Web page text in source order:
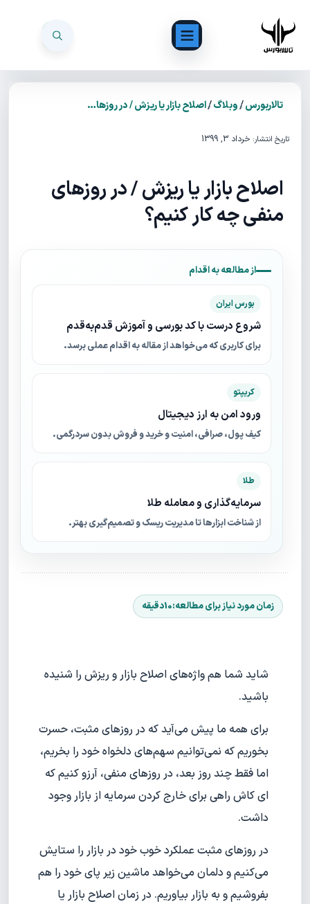
تالاربورس/وبلاگ/ اصلاح بازار یا ریزش / در روزهای منفی چه کار کنیم؟
تاریخ انتشار: خرداد 3, 1399
اصلاح بازار یا ریزش / در روزهای
منفی چه کار کنیم؟
از مطالعه به اقدام
بورس ایران
شروع درست با کد بورسی و آموزش قدم‌به‌قدم
برای کاربری که می‌خواهد از مقاله به اقدام عملی برسد.
کریپتو
ورود امن به ارز دیجیتال
کیف پول، صرافی، امنیت و خرید و فروش بدون سردرگمی.
طلا
سرمایه‌گذاری و معامله طلا
از شناخت ابزارها تا مدیریت ریسک و تصمیم‌گیری بهتر.
شاید شما هم واژه‌های اصلاح بازار و ریزش را شنیده
باشید.
برای همه ما پیش می‌آید که در روزهای مثبت، حسرت
بخوریم که نمی‌توانیم سهم‌های دلخواه خود را بخریم،
اما فقط چند روز بعد، در روزهای منفی، آرزو کنیم که
ای ‌کاش راهی برای خارج کردن سرمایه از بازار وجود
داشت.
در روزهای مثبت عملکرد خوب خود در بازار را ستایش
می‌کنیم و دلمان می‌خواهد ماشین زیر پای خود را هم
بفروشیم و به بازار بیاوریم. در زمان اصلاح بازار یا